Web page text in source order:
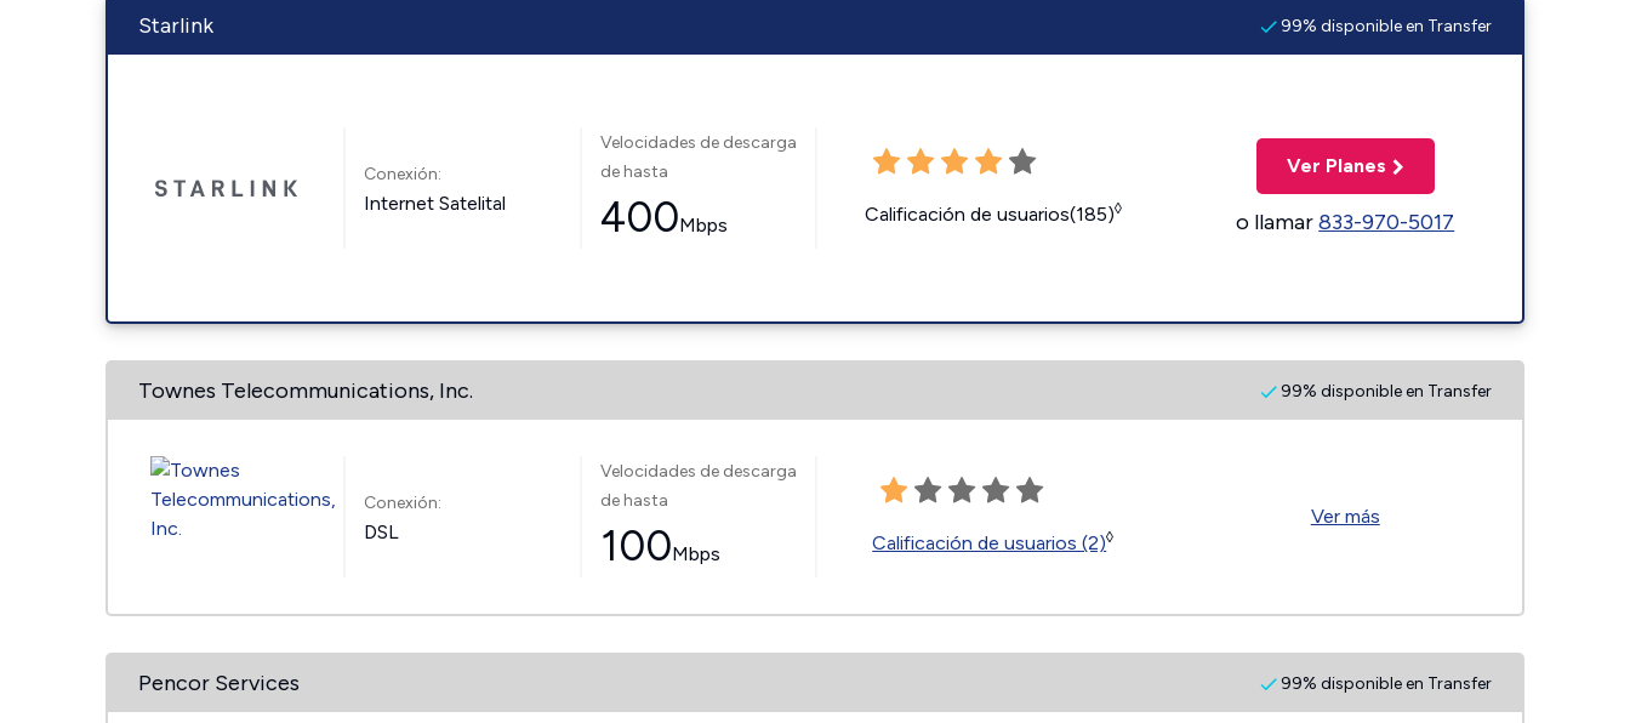
Starlink 99% disponible en Transfer
Conexión:
Internet Satelital
Velocidades de descarga
de hasta
400Mbps Calificación de usuarios(185)◊
Ver Planes
o llamar833-970-5017
Townes Telecommunications, Inc. 99% disponible en Transfer
Conexión:
DSL
Velocidades de descarga
de hasta
100Mbps Calificación de usuarios (2)◊
Ver más
Pencor Services 99% disponible en Transfer